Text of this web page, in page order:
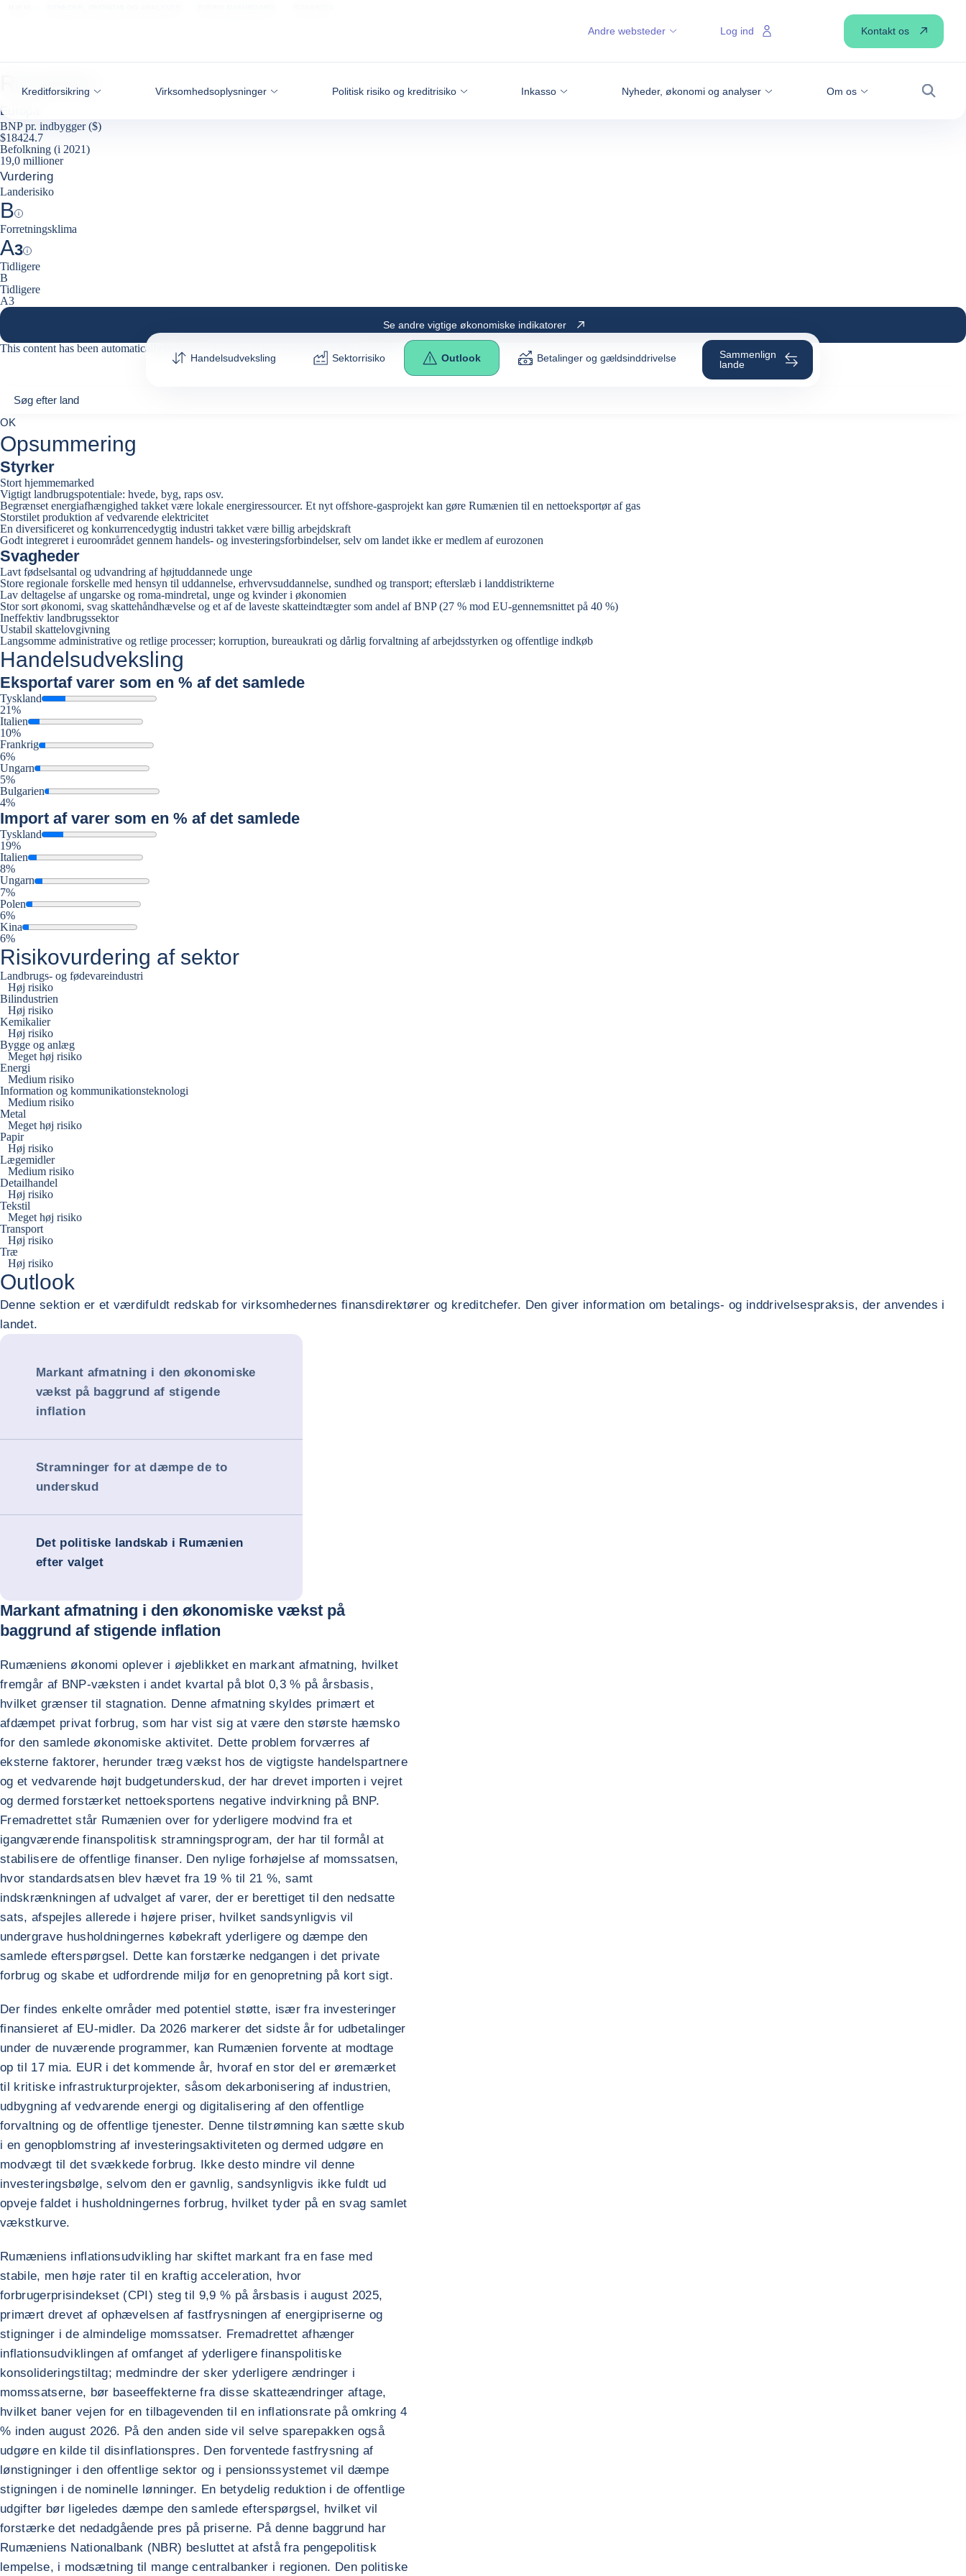
Kreditforsikring Virksomhedsoplysninger Politisk risiko og kreditrisiko Inkasso Nyheder, økonomi og analyser Om os
Søg
Andre websteder Log ind Kontakt os
Rumænien
Europa
BNP pr. indbygger ($)
$18424.7
Befolkning (i 2021)
19,0 millioner
Vurdering
Landerisiko
B
Help
Forretningsklima
A3
Help
Tidligere
B
Tidligere
A3
Se andre vigtige økonomiske indikatorer
This content has been automatically translated. It may not be as accurate as the
Handelsudveksling Sektorrisiko Outlook Betalinger og gældsinddrivelse
Sammenlign
lande
Søg efter land
0suggestions
Søg efter land
OK
Opsummering
Styrker
Stort hjemmemarked
Vigtigt landbrugspotentiale: hvede, byg, raps osv.
Begrænset energiafhængighed takket være lokale energiressourcer. Et nyt offshore-gasprojekt kan gøre Rumænien til en nettoeksportør af gas
Storstilet produktion af vedvarende elektricitet
En diversificeret og konkurrencedygtig industri takket være billig arbejdskraft
Godt integreret i euroområdet gennem handels- og investeringsforbindelser, selv om landet ikke er medlem af eurozonen
Svagheder
Lavt fødselsantal og udvandring af højtuddannede unge
Store regionale forskelle med hensyn til uddannelse, erhvervsuddannelse, sundhed og transport; efterslæb i landdistrikterne
Lav deltagelse af ungarske og roma-mindretal, unge og kvinder i økonomien
Stor sort økonomi, svag skattehåndhævelse og et af de laveste skatteindtægter som andel af BNP (27 % mod EU-gennemsnittet på 40 %)
Ineffektiv landbrugssektor
Ustabil skattelovgivning
Langsomme administrative og retlige processer; korruption, bureaukrati og dårlig forvaltning af arbejdsstyrken og offentlige indkøb
Handelsudveksling
Eksportaf varer som en % af det samlede
Tyskland
21%
Italien
10%
Frankrig
6%
Ungarn
5%
Bulgarien
4%
Import af varer som en % af det samlede
Tyskland
19%
Italien
8%
Ungarn
7%
Polen
6%
Kina
6%
Risikovurdering af sektor
Landbrugs- og fødevareindustri
Høj risiko
Bilindustrien
Høj risiko
Kemikalier
Høj risiko
Bygge og anlæg
Meget høj risiko
Energi
Medium risiko
Information og kommunikationsteknologi
Medium risiko
Metal
Meget høj risiko
Papir
Høj risiko
Lægemidler
Medium risiko
Detailhandel
Høj risiko
Tekstil
Meget høj risiko
Transport
Høj risiko
Træ
Høj risiko
Outlook
Denne sektion er et værdifuldt redskab for virksomhedernes finansdirektører og kreditchefer. Den giver information om betalings- og inddrivelsespraksis, der anvendes i
landet.
Markant afmatning i den økonomiske
vækst på baggrund af stigende
inflation
Stramninger for at dæmpe de to
underskud
Det politiske landskab i Rumænien
efter valget
Markant afmatning i den økonomiske vækst på
baggrund af stigende inflation
Rumæniens økonomi oplever i øjeblikket en markant afmatning, hvilket
fremgår af BNP-væksten i andet kvartal på blot 0,3 % på årsbasis,
hvilket grænser til stagnation. Denne afmatning skyldes primært et
afdæmpet privat forbrug, som har vist sig at være den største hæmsko
for den samlede økonomiske aktivitet. Dette problem forværres af
eksterne faktorer, herunder træg vækst hos de vigtigste handelspartnere
og et vedvarende højt budgetunderskud, der har drevet importen i vejret
og dermed forstærket nettoeksportens negative indvirkning på BNP.
Fremadrettet står Rumænien over for yderligere modvind fra et
igangværende finanspolitisk stramningsprogram, der har til formål at
stabilisere de offentlige finanser. Den nylige forhøjelse af momssatsen,
hvor standardsatsen blev hævet fra 19 % til 21 %, samt
indskrænkningen af udvalget af varer, der er berettiget til den nedsatte
sats, afspejles allerede i højere priser, hvilket sandsynligvis vil
undergrave husholdningernes købekraft yderligere og dæmpe den
samlede efterspørgsel. Dette kan forstærke nedgangen i det private
forbrug og skabe et udfordrende miljø for en genopretning på kort sigt.
Der findes enkelte områder med potentiel støtte, især fra investeringer
finansieret af EU-midler. Da 2026 markerer det sidste år for udbetalinger
under de nuværende programmer, kan Rumænien forvente at modtage
op til 17 mia. EUR i det kommende år, hvoraf en stor del er øremærket
til kritiske infrastrukturprojekter, såsom dekarbonisering af industrien,
udbygning af vedvarende energi og digitalisering af den offentlige
forvaltning og de offentlige tjenester. Denne tilstrømning kan sætte skub
i en genopblomstring af investeringsaktiviteten og dermed udgøre en
modvægt til det svækkede forbrug. Ikke desto mindre vil denne
investeringsbølge, selvom den er gavnlig, sandsynligvis ikke fuldt ud
opveje faldet i husholdningernes forbrug, hvilket tyder på en svag samlet
vækstkurve.
Rumæniens inflationsudvikling har skiftet markant fra en fase med
stabile, men høje rater til en kraftig acceleration, hvor
forbrugerprisindekset (CPI) steg til 9,9 % på årsbasis i august 2025,
primært drevet af ophævelsen af fastfrysningen af energipriserne og
stigninger i de almindelige momssatser. Fremadrettet afhænger
inflationsudviklingen af omfanget af yderligere finanspolitiske
konsolideringstiltag; medmindre der sker yderligere ændringer i
momssatserne, bør baseeffekterne fra disse skatteændringer aftage,
hvilket baner vejen for en tilbagevenden til en inflationsrate på omkring 4
% inden august 2026. På den anden side vil selve sparepakken også
udgøre en kilde til disinflationspres. Den forventede fastfrysning af
lønstigninger i den offentlige sektor og i pensionssystemet vil dæmpe
stigningen i de nominelle lønninger. En betydelig reduktion i de offentlige
udgifter bør ligeledes dæmpe den samlede efterspørgsel, hvilket vil
forstærke det nedadgående pres på priserne. På denne baggrund har
Rumæniens Nationalbank (NBR) besluttet at afstå fra pengepolitisk
lempelse, i modsætning til mange centralbanker i regionen. Den politiske